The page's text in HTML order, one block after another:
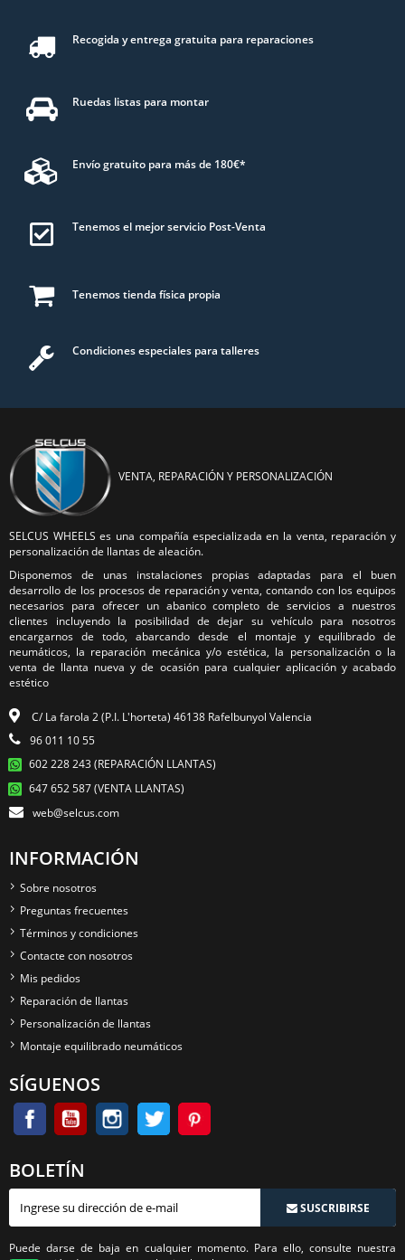
Recogida y entrega gratuita para reparaciones
Ruedas listas para montar
Envío gratuito para más de 180€*
Tenemos el mejor servicio Post-Venta
Tenemos tienda física propia
Condiciones especiales para talleres
VENTA, REPARACIÓN Y PERSONALIZACIÓN
SELCUS WHEELS es una compañía especializada en la venta, reparación y
personalización de llantas de aleación.
Disponemos de unas instalaciones propias adaptadas para el buen
desarrollo de los procesos de reparación y venta, contando con los equipos
necesarios para ofrecer un abanico completo de servicios a nuestros
clientes incluyendo la posibilidad de dejar su vehículo para nosotros
encargarnos de todo, abarcando desde el montaje y equilibrado de
neumáticos, la reparación mecánica y/o estética, la personalización o la
venta de llanta nueva y de ocasión para cualquier aplicación y acabado
estético
C/ La farola 2 (P.I. L'horteta) 46138 Rafelbunyol Valencia
96 011 10 55
602 228 243 (REPARACIÓN LLANTAS)
647 652 587 (VENTA LLANTAS)
web@selcus.com
INFORMACIÓN
Sobre nosotros
Preguntas frecuentes
Términos y condiciones
Contacte con nosotros
Mis pedidos
Reparación de llantas
Personalización de llantas
Montaje equilibrado neumáticos
SÍGUENOS
BOLETÍN
SUSCRIBIRSE
Puede darse de baja en cualquier momento. Para ello, consulte nuestra